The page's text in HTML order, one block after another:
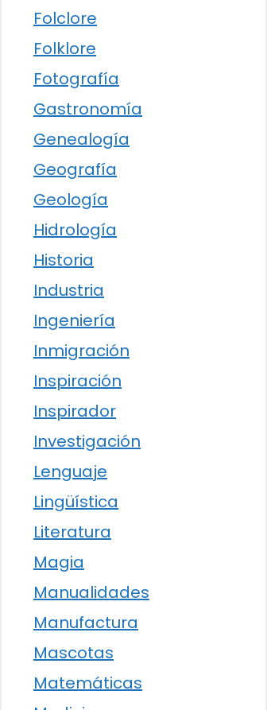
Folclore
Folklore
Fotografía
Gastronomía
Genealogía
Geografía
Geología
Hidrología
Historia
Industria
Ingeniería
Inmigración
Inspiración
Inspirador
Investigación
Lenguaje
Lingüística
Literatura
Magia
Manualidades
Manufactura
Mascotas
Matemáticas